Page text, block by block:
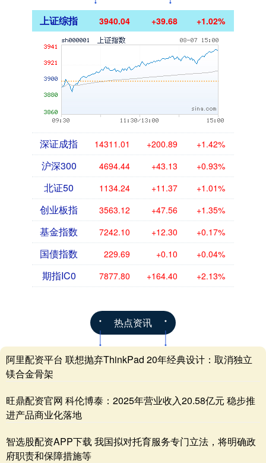
上证综指 3940.04 +39.68 +1.02%
深证成指 14311.01 +200.89 +1.42%
沪深300 4694.44 +43.13 +0.93%
北证50 1134.24 +11.37 +1.01%
创业板指 3563.12 +47.56 +1.35%
基金指数 7242.10 +12.30 +0.17%
国债指数 229.69 +0.10 +0.04%
期指IC0 7877.80 +164.40 +2.13%
热点资讯
阿里配资平台 联想抛弃ThinkPad 20年经典设计：取消独立
镁合金骨架
旺鼎配资官网 科伦博泰：2025年营业收入20.58亿元 稳步推
进产品商业化落地
智选股配资APP下载 我国拟对托育服务专门立法，将明确政
府职责和保障措施等